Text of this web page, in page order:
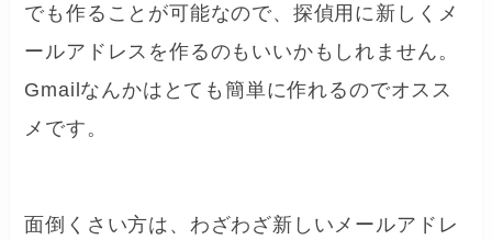
でも作ることが可能なので、探偵用に新しくメ
ールアドレスを作るのもいいかもしれません。
Gmailなんかはとても簡単に作れるのでオスス
メです。
面倒くさい方は、わざわざ新しいメールアドレ